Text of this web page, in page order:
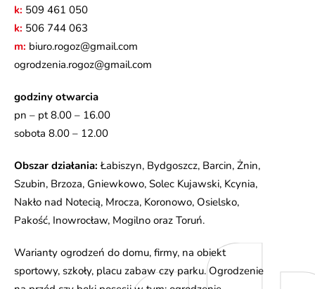
k: 509 461 050
k: 506 744 063
m: biuro.rogoz@gmail.com
ogrodzenia.rogoz@gmail.com
godziny otwarcia
pn – pt 8.00 – 16.00
sobota 8.00 – 12.00
Obszar działania: Łabiszyn, Bydgoszcz, Barcin, Żnin,
Szubin, Brzoza, Gniewkowo, Solec Kujawski, Kcynia,
Nakło nad Notecią, Mrocza, Koronowo, Osielsko,
Pakość, Inowrocław, Mogilno oraz Toruń.
Warianty ogrodzeń do domu, firmy, na obiekt
sportowy, szkoły, placu zabaw czy parku. Ogrodzenie